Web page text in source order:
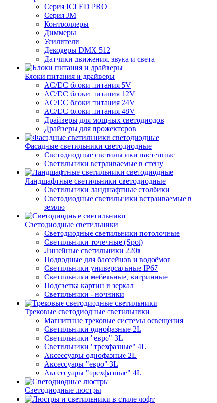
Серия ICLED PRO
Серия JM
Контроллеры
Диммеры
Усилители
Декодеры DMX 512
Датчики движения, звука и света
Блоки питания и драйверы
AC/DC блоки питания 5V
AC/DC блоки питания 12V
AC/DC блоки питания 24V
AC/DC блоки питания 48V
Драйверы для мощных светодиодов
Драйверы для прожекторов
Фасадные светильники светодиодные
Светодиодные светильники настенные
Светильники встраиваемые в стену
Ландшафтные светильники светодиодные
Светильники ландшафтные столбики
Светодиодные светильники встраиваемые в
землю
Светодиодные светильники
Светодиодные светильники потолочные
Светильники точечные (Spot)
Линейные светильники 220в
Подводные для бассейнов и водоёмов
Светильники универсальные IP67
Светильники мебельные, витринные
Подсветка картин и зеркал
Светильники - ночники
Трековые светодиодные светильники
Магнитные трековые системы освещения
Светильники однофазные 2L
Светильники "евро" 3L
Светильники "трехфазные" 4L
Аксессуары однофазные 2L
Аксессуары "евро" 3L
Аксессуары "трехфазные" 4L
Светодиодные люстры